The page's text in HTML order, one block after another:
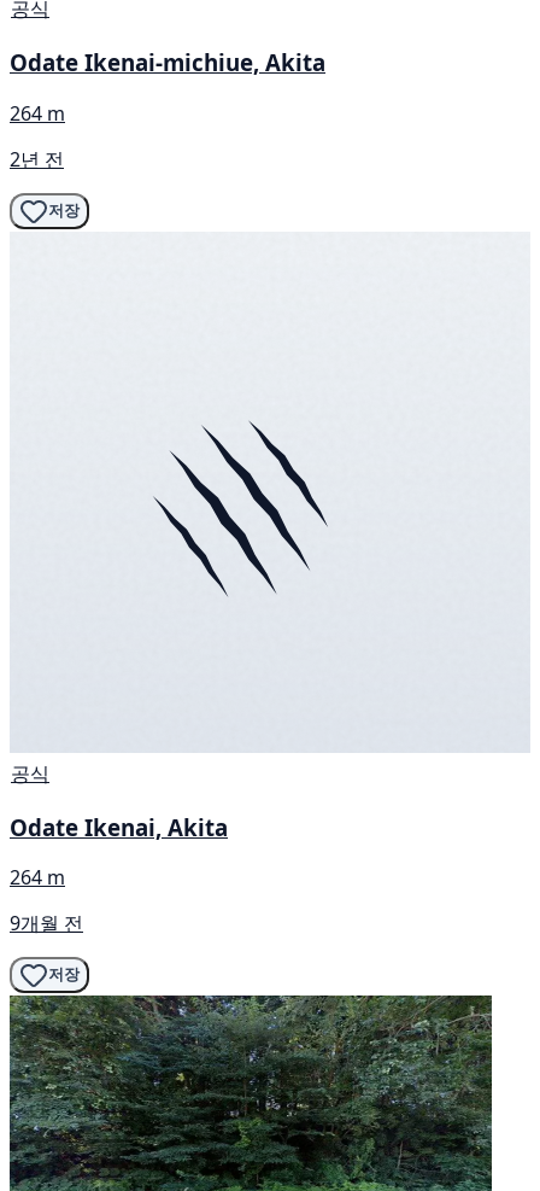
공식
Odate Ikenai-michiue, Akita
264 m
2년 전
저장
공식
Odate Ikenai, Akita
264 m
9개월 전
저장